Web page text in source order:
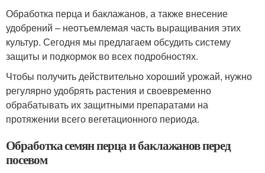
Обработка перца и баклажанов, а также внесение
удобрений – неотъемлемая часть выращивания этих
культур. Сегодня мы предлагаем обсудить систему
защиты и подкормок во всех подробностях.
Чтобы получить действительно хороший урожай, нужно
регулярно удобрять растения и своевременно
обрабатывать их защитными препаратами на
протяжении всего вегетационного периода.
Обработка семян перца и баклажанов перед
посевом